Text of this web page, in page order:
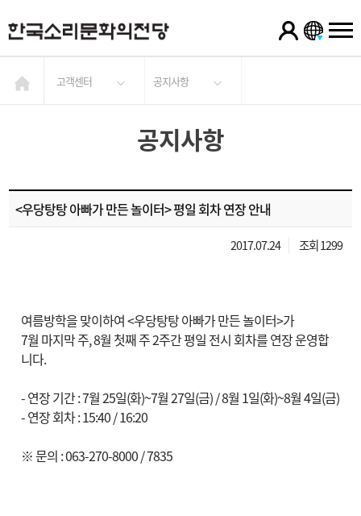
고객센터 공지사항
공지사항
<우당탕탕 아빠가 만든 놀이터> 평일 회차 연장 안내
2017.07.24 조회 1299
여름방학을 맞이하여 <우당탕탕 아빠가 만든 놀이터>가
7월 마지막 주, 8월 첫째 주 2주간 평일 전시 회차를 연장 운영합
니다.
- 연장 기간 : 7월 25일(화)~7월 27일(금) / 8월 1일(화)~8월 4일(금)
- 연장 회차 : 15:40 / 16:20
※ 문의 : 063-270-8000 / 7835